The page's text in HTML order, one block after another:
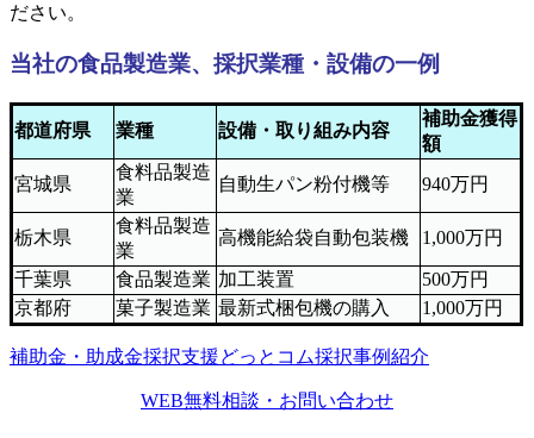
ださい。
当社の食品製造業、採択業種・設備の一例
都道府県 業種 設備・取り組み内容
補助金獲得
額
宮城県
食料品製造
業
自動生パン粉付機等 940万円
栃木県
食料品製造
業
高機能給袋自動包装機 1,000万円
千葉県 食品製造業 加工装置
500万円
京都府
菓子製造業 最新式梱包機の購入 1,000万円
補助金・助成金採択支援どっとコム採択事例紹介
WEB無料相談・お問い合わせ